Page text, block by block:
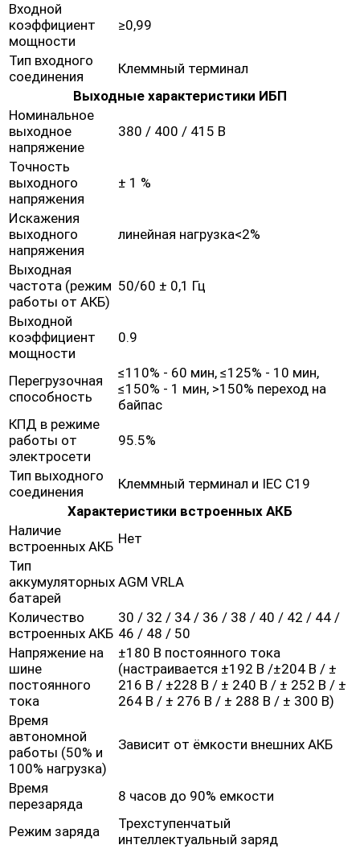
Входной
коэффициент
мощности
≥0,99
Тип входного
соединения
Клеммный терминал
Выходные характеристики ИБП
Номинальное
выходное
напряжение
380 / 400 / 415 В
Точность
выходного
напряжения
± 1 %
Искажения
выходного
напряжения
линейная нагрузка<2%
Выходная
частота (режим
работы от АКБ)
50/60 ± 0,1 Гц
Выходной
коэффициент
мощности
0.9
Перегрузочная
способность
≤110% - 60 мин, ≤125% - 10 мин,
≤150% - 1 мин, >150% переход на
байпас
КПД в режиме
работы от
электросети
95.5%
Тип выходного
соединения
Клеммный терминал и IEC C19
Характеристики встроенных АКБ
Наличие
встроенных АКБ Нет
Тип
аккумуляторных
батарей
AGM VRLA
Количество
встроенных АКБ
30 / 32 / 34 / 36 / 38 / 40 / 42 / 44 /
46 / 48 / 50
Напряжение на
шине
постоянного
тока
±180 В постоянного тока
(настраивается ±192 В /±204 В / ±
216 В / ±228 В / ± 240 В / ± 252 В / ±
264 В / ± 276 В / ± 288 В / ± 300 В)
Время
автономной
работы (50% и
100% нагрузка)
Зависит от ёмкости внешних АКБ
Время
перезаряда
8 часов до 90% емкости
Режим заряда
Трехступенчатый
интеллектуальный заряд